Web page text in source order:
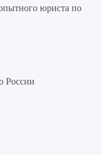
юриста по
России